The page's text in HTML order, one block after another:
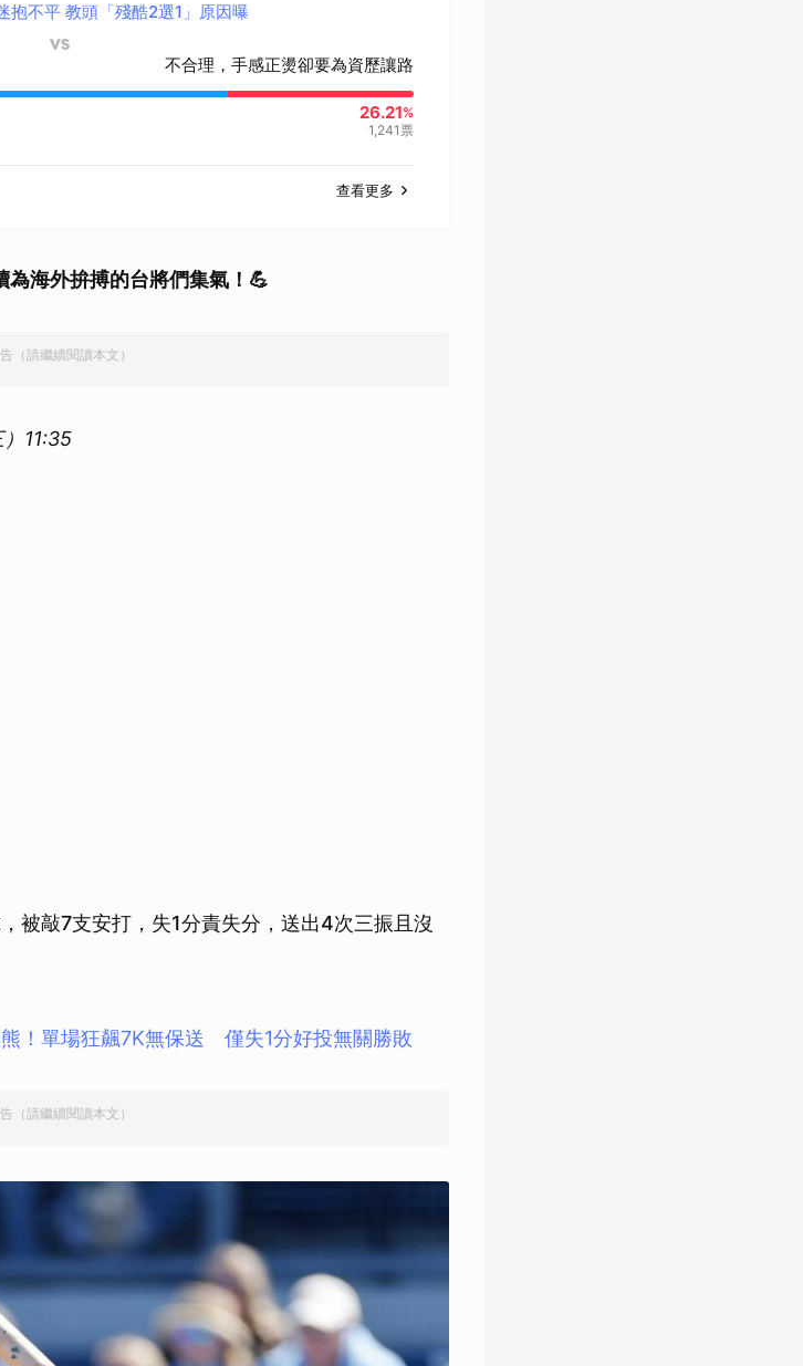
不平 教頭「殘酷2選1」原因曝
不合理，手感正燙卻要為資歷讓路
26.21%
1,241 票
查看更多
為海外拚搏的台將們集氣！💪
（請繼續閱讀本文）
11:35
被敲7支安打，失1分責失分，送出4次三振且沒
！單場狂飆7K無保送 僅失1分好投無關勝敗
（請繼續閱讀本文）